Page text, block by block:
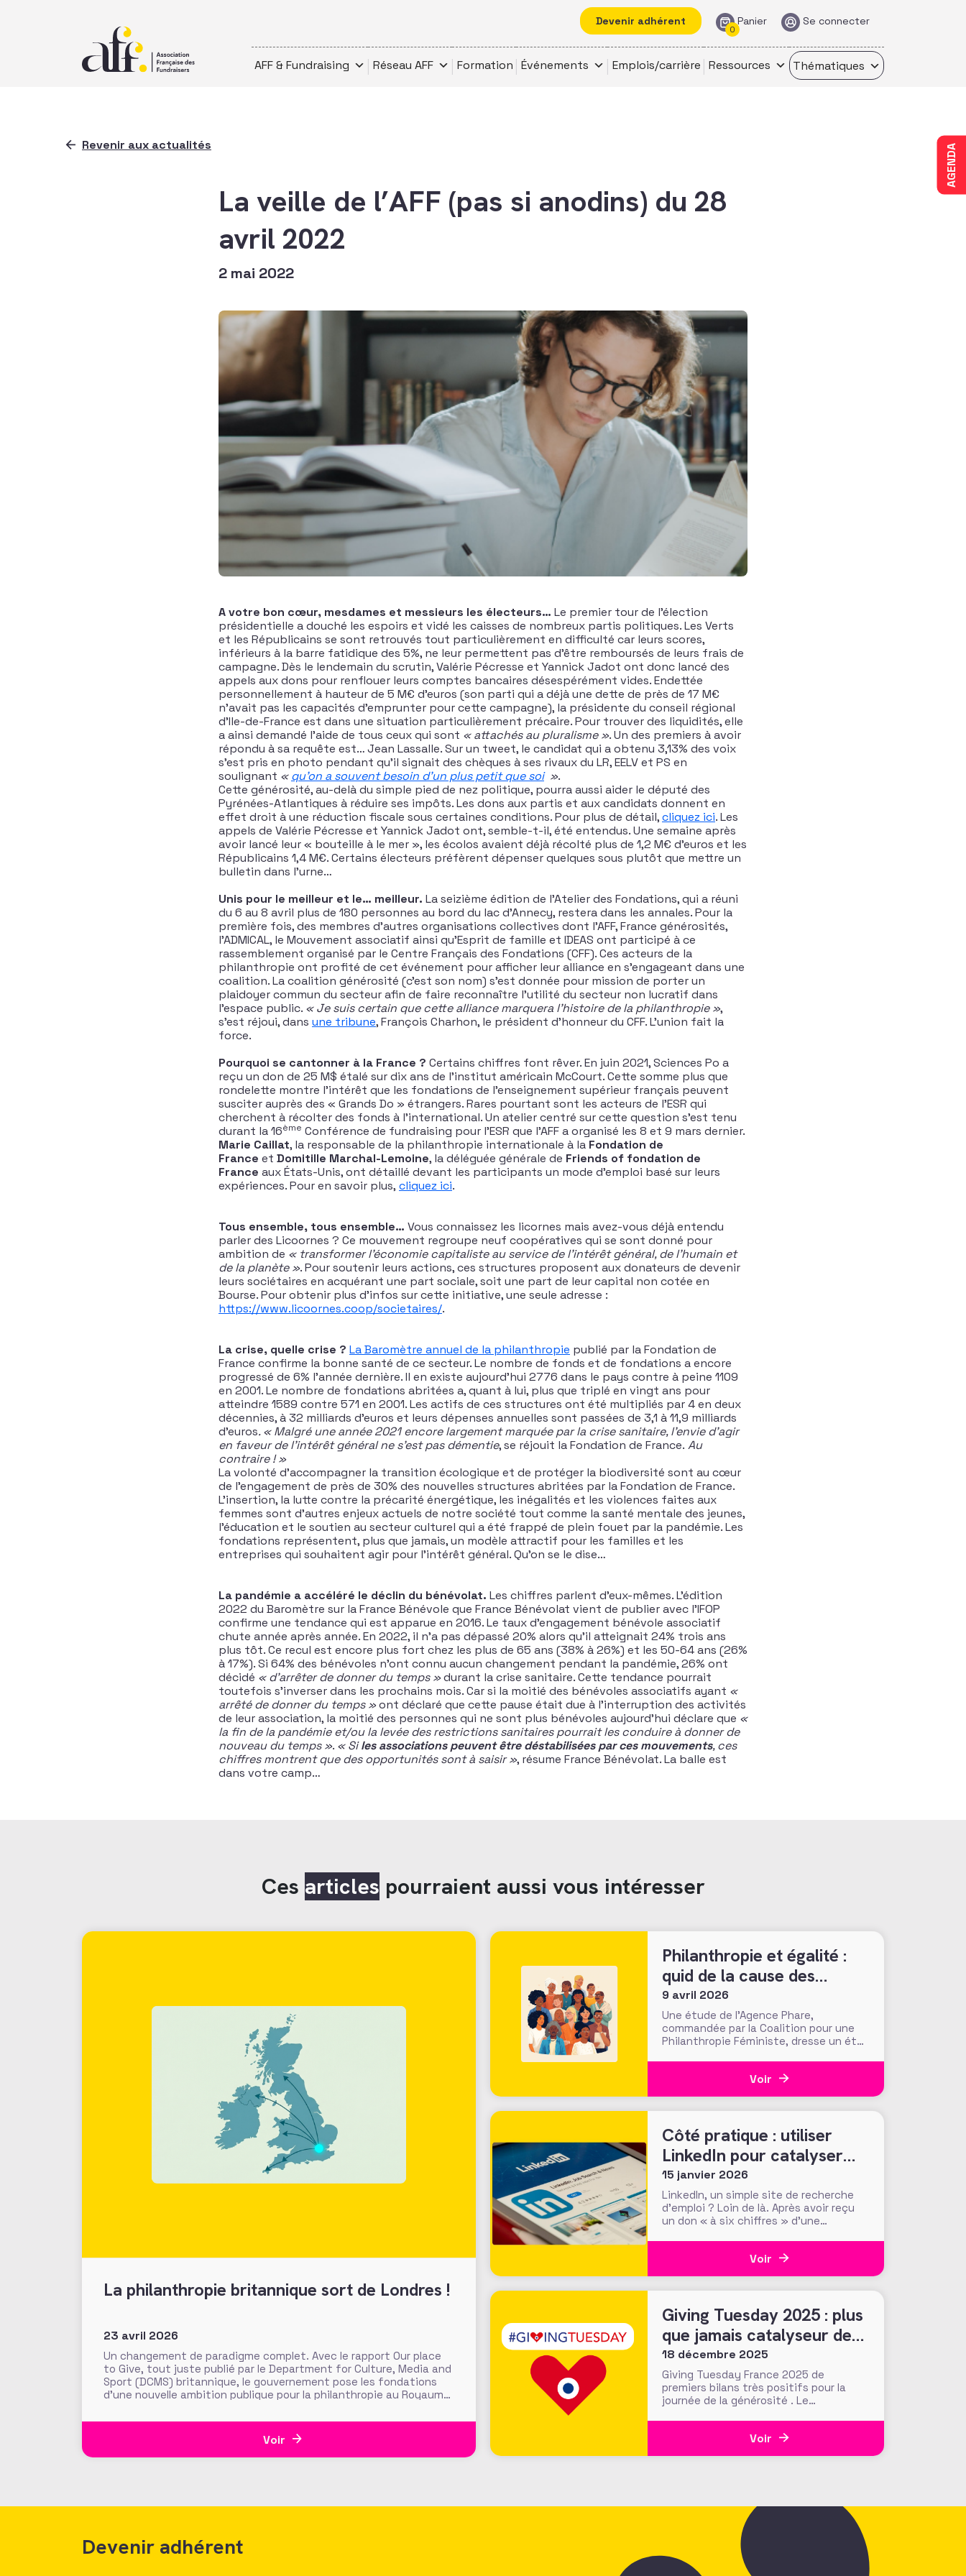
Devenir adhérent Panier
0
Se connecter
AFF & Fundraising Réseau AFF Formation Événements Emplois/carrière Ressources Thématiques
AGENDA
Revenir aux actualités
La veille de l’AFF (pas si anodins) du 28
avril 2022
2 mai 2022
A votre bon cœur, mesdames et messieurs les électeurs… Le premier tour de l’élection
présidentielle a douché les espoirs et vidé les caisses de nombreux partis politiques. Les Verts
et les Républicains se sont retrouvés tout particulièrement en difficulté car leurs scores,
inférieurs à la barre fatidique des 5%, ne leur permettent pas d’être remboursés de leurs frais de
campagne. Dès le lendemain du scrutin, Valérie Pécresse et Yannick Jadot ont donc lancé des
appels aux dons pour renflouer leurs comptes bancaires désespérément vides. Endettée
personnellement à hauteur de 5 M€ d’euros (son parti qui a déjà une dette de près de 17 M€
n’avait pas les capacités d’emprunter pour cette campagne), la présidente du conseil régional
d’Ile-de-France est dans une situation particulièrement précaire. Pour trouver des liquidités, elle
a ainsi demandé l’aide de tous ceux qui sont « attachés au pluralisme ». Un des premiers à avoir
répondu à sa requête est… Jean Lassalle. Sur un tweet, le candidat qui a obtenu 3,13% des voix
s’est pris en photo pendant qu’il signait des chèques à ses rivaux du LR, EELV et PS en
soulignant «qu’on a souvent besoin d’un plus petit que soi».
Cette générosité, au-delà du simple pied de nez politique, pourra aussi aider le député des
Pyrénées-Atlantiques à réduire ses impôts. Les dons aux partis et aux candidats donnent en
effet droit à une réduction fiscale sous certaines conditions. Pour plus de détail,cliquez ici. Les
appels de Valérie Pécresse et Yannick Jadot ont, semble-t-il, été entendus. Une semaine après
avoir lancé leur « bouteille à le mer », les écolos avaient déjà récolté plus de 1,2 M€ d’euros et les
Républicains 1,4 M€. Certains électeurs préfèrent dépenser quelques sous plutôt que mettre un
bulletin dans l’urne…
Unis pour le meilleur et le… meilleur. La seizième édition de l’Atelier des Fondations, qui a réuni
du 6 au 8 avril plus de 180 personnes au bord du lac d’Annecy, restera dans les annales. Pour la
première fois, des membres d’autres organisations collectives dont l’AFF, France générosités,
l’ADMICAL, le Mouvement associatif ainsi qu’Esprit de famille et IDEAS ont participé à ce
rassemblement organisé par le Centre Français des Fondations (CFF). Ces acteurs de la
philanthropie ont profité de cet événement pour afficher leur alliance en s’engageant dans une
coalition. La coalition générosité (c’est son nom) s’est donnée pour mission de porter un
plaidoyer commun du secteur afin de faire reconnaître l’utilité du secteur non lucratif dans
l’espace public. « Je suis certain que cette alliance marquera l’histoire de la philanthropie »,
s’est réjoui, dans une tribune, François Charhon, le président d’honneur du CFF. L’union fait la
force.
Pourquoi se cantonner à la France ? Certains chiffres font rêver. En juin 2021, Sciences Po a
reçu un don de 25 M$ étalé sur dix ans de l’institut américain McCourt. Cette somme plus que
rondelette montre l’intérêt que les fondations de l’enseignement supérieur français peuvent
susciter auprès des « Grands Do » étrangers. Rares pourtant sont les acteurs de l’ESR qui
cherchent à récolter des fonds à l’international. Un atelier centré sur cette question s’est tenu
durant la 16ème Conférence de fundraising pour l’ESR que l’AFF a organisé les 8 et 9 mars dernier.
Marie Caillat, la responsable de la philanthropie internationale à la Fondation de
France et Domitille Marchal-Lemoine, la déléguée générale de Friends of fondation de
France aux États-Unis, ont détaillé devant les participants un mode d’emploi basé sur leurs
expériences. Pour en savoir plus, cliquez ici.
Tous ensemble, tous ensemble… Vous connaissez les licornes mais avez-vous déjà entendu
parler des Licoornes ? Ce mouvement regroupe neuf coopératives qui se sont donné pour
ambition de « transformer l’économie capitaliste au service de l’intérêt général, de l’humain et
de la planète ». Pour soutenir leurs actions, ces structures proposent aux donateurs de devenir
leurs sociétaires en acquérant une part sociale, soit une part de leur capital non cotée en
Bourse. Pour obtenir plus d’infos sur cette initiative, une seule adresse :
https://www.licoornes.coop/societaires/.
La crise, quelle crise ? La Baromètre annuel de la philanthropie publié par la Fondation de
France confirme la bonne santé de ce secteur. Le nombre de fonds et de fondations a encore
progressé de 6% l’année dernière. Il en existe aujourd’hui 2776 dans le pays contre à peine 1109
en 2001. Le nombre de fondations abritées a, quant à lui, plus que triplé en vingt ans pour
atteindre 1589 contre 571 en 2001. Les actifs de ces structures ont été multipliés par 4 en deux
décennies, à 32 milliards d’euros et leurs dépenses annuelles sont passées de 3,1 à 11,9 milliards
d’euros. « Malgré une année 2021 encore largement marquée par la crise sanitaire, l’envie d’agir
en faveur de l’intérêt général ne s’est pas démentie, se réjouit la Fondation de France. Au
contraire ! »
La volonté d’accompagner la transition écologique et de protéger la biodiversité sont au cœur
de l’engagement de près de 30% des nouvelles structures abritées par la Fondation de France.
L’insertion, la lutte contre la précarité énergétique, les inégalités et les violences faites aux
femmes sont d’autres enjeux actuels de notre société tout comme la santé mentale des jeunes,
l’éducation et le soutien au secteur culturel qui a été frappé de plein fouet par la pandémie. Les
fondations représentent, plus que jamais, un modèle attractif pour les familles et les
entreprises qui souhaitent agir pour l’intérêt général. Qu’on se le dise…
La pandémie a accéléré le déclin du bénévolat. Les chiffres parlent d’eux-mêmes. L’édition
2022 du Baromètre sur la France Bénévole que France Bénévolat vient de publier avec l’IFOP
confirme une tendance qui est apparue en 2016. Le taux d’engagement bénévole associatif
chute année après année. En 2022, il n’a pas dépassé 20% alors qu’il atteignait 24% trois ans
plus tôt. Ce recul est encore plus fort chez les plus de 65 ans (38% à 26%) et les 50-64 ans (26%
à 17%). Si 64% des bénévoles n’ont connu aucun changement pendant la pandémie, 26% ont
décidé « d’arrêter de donner du temps »durant la crise sanitaire. Cette tendance pourrait
toutefois s’inverser dans les prochains mois. Car si la moitié des bénévoles associatifs ayant «
arrêté de donner du temps »ont déclaré que cette pause était due à l’interruption des activités
de leur association, la moitié des personnes qui ne sont plus bénévoles aujourd’hui déclare que «
la fin de la pandémie et/ou la levée des restrictions sanitaires pourrait les conduire à donner de
nouveau du temps ». « Siles associations peuvent être déstabilisées par ces mouvements, ces
chiffres montrent que des opportunités sont à saisir », résume France Bénévolat. La balle est
dans votre camp…
Ces articles pourraient aussi vous intéresser
La philanthropie britannique sort de Londres !
23 avril 2026
Un changement de paradigme complet. Avec le rapport Our place
to Give, tout juste publié par le Department for Culture, Media and
Sport (DCMS) britannique, le gouvernement pose les fondations
d’une nouvelle ambition publique pour la philanthropie au Royaume-
les flux généreux
Voir
Philanthropie et égalité :
quid de la cause des
femmes ?
9 avril 2026
Une étude de l’Agence Phare,
commandée par la Coalition pour une
Philanthropie Féministe, dresse un état
France. Présentés le 24 mars dernier
Voir
Côté pratique : utiliser
LinkedIn pour catalyser
son potentiel de
conviction des donateurs
15 janvier 2026
LinkedIn, un simple site de recherche
d’emploi ? Loin de là. Après avoir reçu
un don « à six chiffres » d’une
la Making Waves Education Foundation
Voir
Giving Tuesday 2025 : plus
que jamais catalyseur des
engagements généreux et
collectifs ?
18 décembre 2025
Giving Tuesday France 2025 de
premiers bilans très positifs pour la
journée de la générosité . Le
Voir
Devenir adhérent